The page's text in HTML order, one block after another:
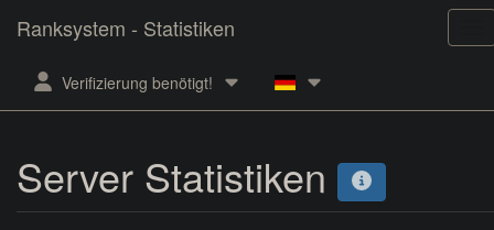
Ranksystem - Statistiken
Verifizierung benötigt!
Server Statistiken